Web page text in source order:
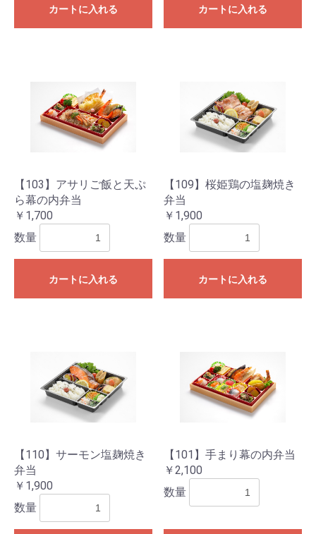
カートに入れる カートに入れる
【103】アサリご飯と天ぷ
ら幕の内弁当
￥1,700
数量
カートに入れる
【109】桜姫鶏の塩麹焼き
弁当
￥1,900
数量
カートに入れる
【110】サーモン塩麹焼き
弁当
￥1,900
数量
【101】手まり幕の内弁当
￥2,100
数量